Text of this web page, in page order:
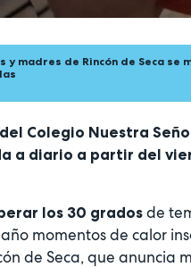
y madres de Rincón de Seca
Colegio Nuestra
a diario a partir del
los 30 grados de
momentos de calor
de Seca, que anuncia